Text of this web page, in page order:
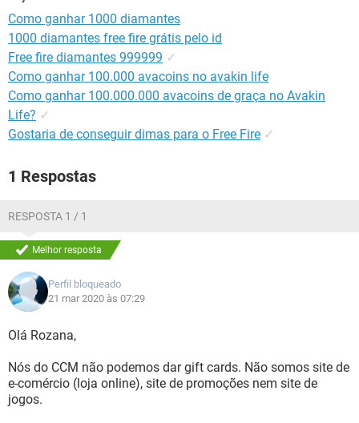
GUIA DE COMPRAS
Como ganhar 1000 diamantes
1000 diamantes free fire grátis pelo id
Free fire diamantes 999999 ✓
Como ganhar 100.000 avacoins no avakin life
Como ganhar 100.000.000 avacoins de graça no Avakin
Life? ✓
Gostaria de conseguir dimas para o Free Fire ✓
1 Respostas
RESPOSTA 1 / 1
Melhor resposta
Perfil bloqueado
21 mar 2020 às 07:29
Olá Rozana,
Nós do CCM não podemos dar gift cards. Não somos site de
e-comércio (loja online), site de promoções nem site de
jogos.